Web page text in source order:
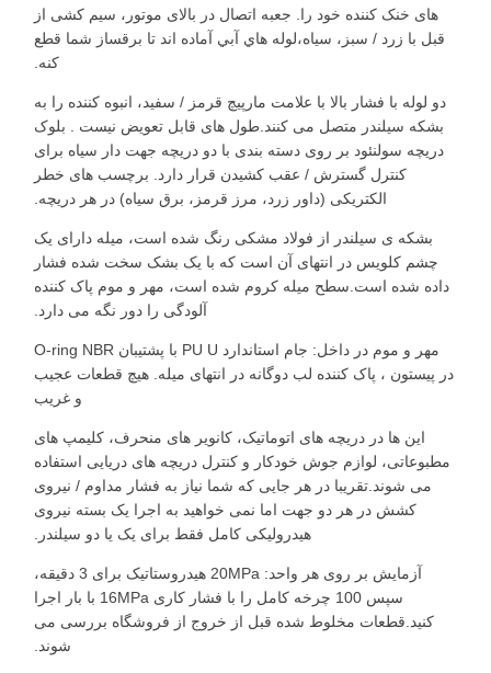
های خنک کننده خود را. جعبه اتصال در بالای موتور، سیم کشی از
قبل با زرد / سبز، سیاه،لوله هاي آبي آماده اند تا برقساز شما قطع
دو لوله با فشار بالا با علامت مارپیچ قرمز / سفید، انبوه کننده را به
بشکه سیلندر متصل می کنند.طول های قابل تعویض نیست . بلوک
دریچه سولنئود بر روی دسته بندی با دو دریچه جهت دار سیاه برای
کنترل گسترش / عقب کشیدن قرار دارد. برچسب های خطر
الکتریکی (داور زرد، مرز قرمز، برق سیاه) در هر دریچه.
بشکه ی سیلندر از فولاد مشکی رنگ شده است، میله دارای یک
چشم کلویس در انتهای آن است که با یک بشک سخت شده فشار
داده شده است.سطح میله کروم شده است، مهر و موم پاک کننده
آلودگی را دور نگه می دارد.
مهر و موم در داخل: جام استاندارد PU U با پشتیبان O-ring NBR
در پیستون ، پاک کننده لب دوگانه در انتهای میله. هیچ قطعات عجیب
و غریب
این ها در دریچه های اتوماتیک، کانویر های منحرف، کلیمپ های
مطبوعاتی، لوازم جوش خودکار و کنترل دریچه های دریایی استفاده
می شوند.تقریبا در هر جایی که شما نیاز به فشار مداوم / نیروی
کشش در هر دو جهت اما نمی خواهید به اجرا یک بسته نیروی
هیدرولیکی کامل فقط برای یک یا دو سیلندر.
آزمایش بر روی هر واحد: 20MPa هیدروستاتیک برای 3 دقیقه،
سپس 100 چرخه کامل را با فشار کاری 16MPa با بار اجرا
کنید.قطعات مخلوط شده قبل از خروج از فروشگاه بررسی می
شوند.